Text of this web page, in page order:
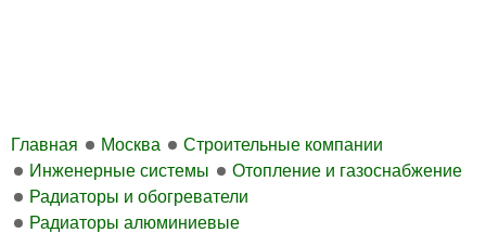
Главная Москва
Строительные компании
Инженерные системы
Отопление и газоснабжение
Радиаторы и обогреватели
Радиаторы алюминиевые